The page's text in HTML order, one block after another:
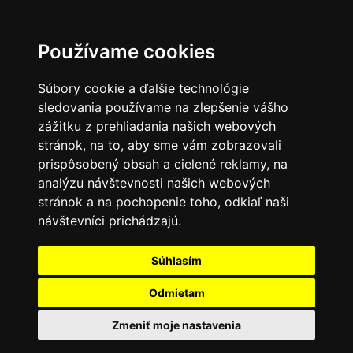
Používame cookies
Súbory cookie a ďalšie technológie
sledovania používame na zlepšenie vášho
zážitku z prehliadania našich webových
stránok, na to, aby sme vám zobrazovali
prispôsobený obsah a cielené reklamy, na
analýzu návštevnosti našich webových
stránok a na pochopenie toho, odkiaľ naši
návštevníci prichádzajú.
Súhlasím
Odmietam
Zmeniť moje nastavenia